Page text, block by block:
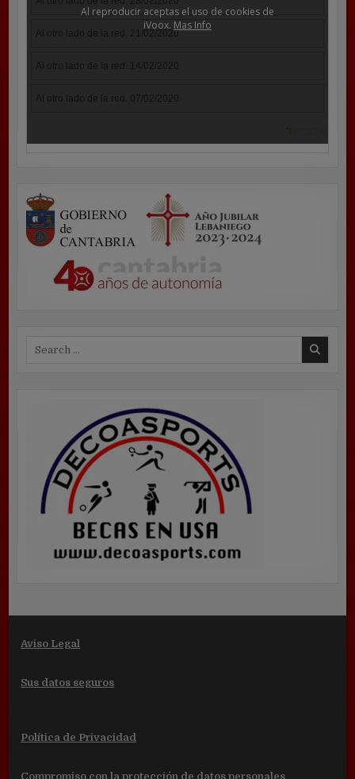
Aviso Legal
Sus datos seguros
Política de Privacidad
Compromiso con la protección de datos personales